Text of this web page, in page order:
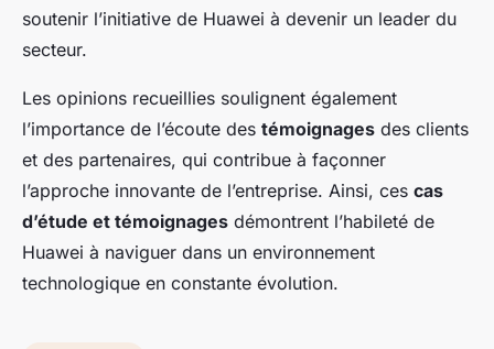
soutenir l’initiative de Huawei à devenir un leader du
secteur.
Les opinions recueillies soulignent également
l’importance de l’écoute des témoignages des clients
et des partenaires, qui contribue à façonner
l’approche innovante de l’entreprise. Ainsi, ces cas
d’étude et témoignages démontrent l’habileté de
Huawei à naviguer dans un environnement
technologique en constante évolution.